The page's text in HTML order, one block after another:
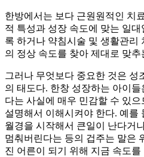
한방에서는 보다 근원원적인 치
적 특성과 성장 속도에 맞는 일
록 하거나 약침시술 및 생활관리
의 정상 속도를 찾아 제대로 맞추
그러나 무엇보다 중요한 것은 성
의 태도다. 한창 성장하는 아이
다는 사실에 매우 민감할 수 있
설명해서 이해시켜야 한다. 예를
월경을 시작해서 큰일이 난다거
멈춰버린다는 등의 겁주는 말은
진 어른이 되기 위해 지금 속도